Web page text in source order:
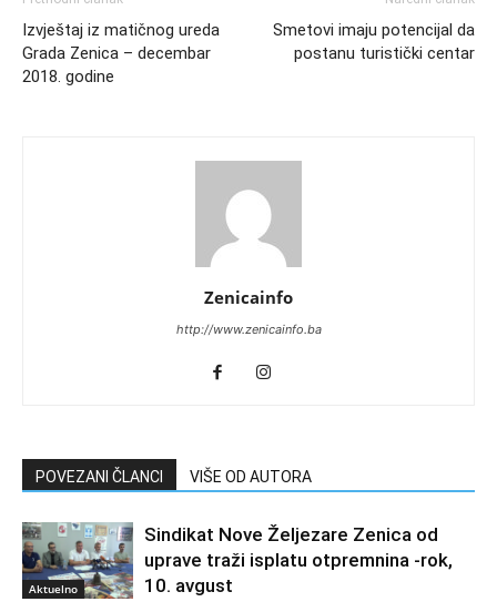
Izvještaj iz matičnog ureda
Grada Zenica – decembar
2018. godine
Smetovi imaju potencijal da
postanu turistički centar
Zenicainfo
http://www.zenicainfo.ba
POVEZANI ČLANCI VIŠE OD AUTORA
Aktuelno
Sindikat Nove Željezare Zenica od
uprave traži isplatu otpremnina -rok,
10. avgust